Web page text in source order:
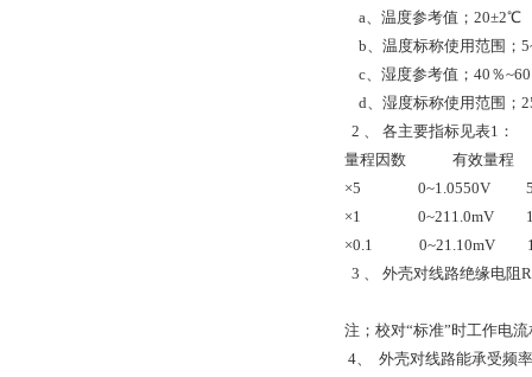
a、温度参考值；20±2℃
b、温度标称使用范围；
c、湿度参考值；40％
d、湿度标称使用范围；
2 、 各主要指标见表1：
量程因数 有效量
×5 0~1.0550V
×1 0~211.0mV
×0.1 0~21.10mV
3 、 外壳对线路绝缘电阻
注；校对“标准”时工作电
4、 外壳对线路能承受频